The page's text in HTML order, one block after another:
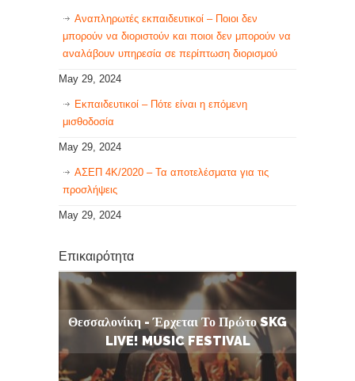
Αναπληρωτές εκπαιδευτικοί – Ποιοι δεν
μπορούν να διοριστούν και ποιοι δεν μπορούν να
αναλάβουν υπηρεσία σε περίπτωση διορισμού
May 29, 2024
Εκπαιδευτικοί – Πότε είναι η επόμενη
μισθοδοσία
May 29, 2024
ΑΣΕΠ 4Κ/2020 – Τα αποτελέσματα για τις
προσλήψεις
May 29, 2024
Επικαιρότητα
Θεσσαλονίκη - Έρχεται Το Πρώτο SKG
LIVE! MUSIC FESTIVAL